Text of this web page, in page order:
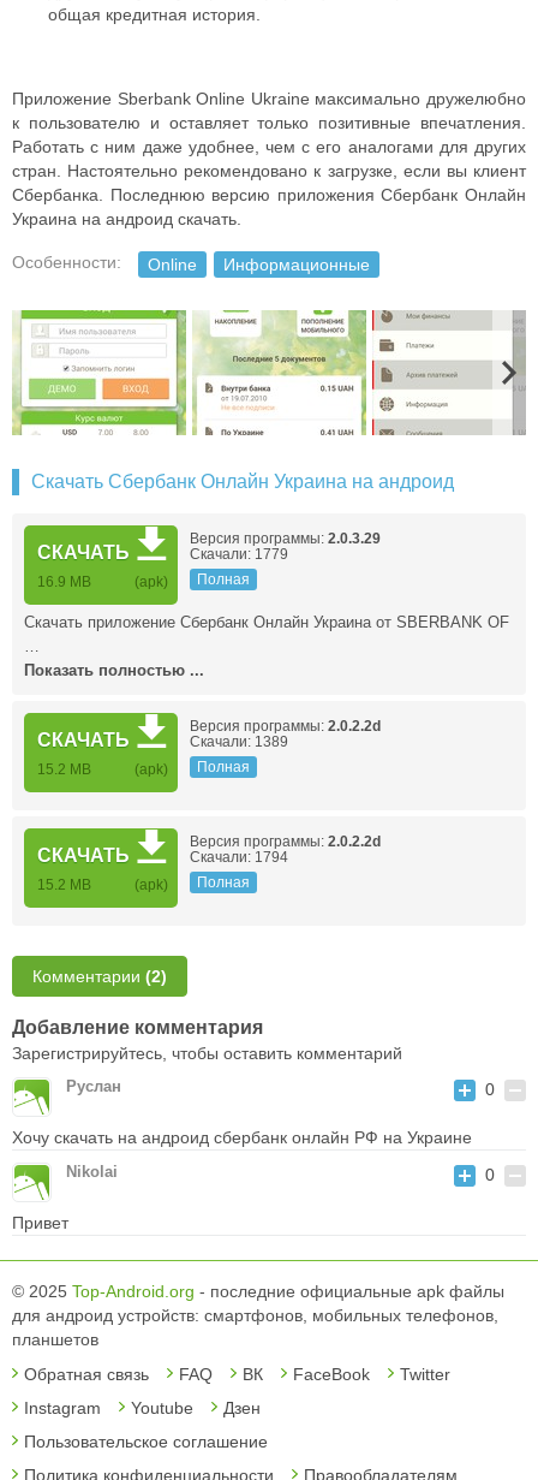
общая кредитная история.
Приложение Sberbank Online Ukraine максимально дружелюбно
к пользователю и оставляет только позитивные впечатления.
Работать с ним даже удобнее, чем с его аналогами для других
стран. Настоятельно рекомендовано к загрузке, если вы клиент
Сбербанка. Последнюю версию приложения Сбербанк Онлайн
Украина на андроид скачать.
Особенности: Online Информационные
Скачать Сбербанк Онлайн Украина на андроид
СКАЧАТЬ
16.9 MB (apk)
Версия программы: 2.0.3.29
Скачали: 1779
Полная
Скачать приложение Сбербанк Онлайн Украина от SBERBANK OF
…
Показать полностью ...
СКАЧАТЬ
15.2 MB (apk)
Версия программы: 2.0.2.2d
Скачали: 1389
Полная
СКАЧАТЬ
15.2 MB (apk)
Версия программы: 2.0.2.2d
Скачали: 1794
Полная
Комментарии (2)
Добавление комментария
Зарегистрируйтесь, чтобы оставить комментарий
Руслан 0
Хочу скачать на андроид сбербанк онлайн РФ на Украине
Nikolai 0
Привет
© 2025 Top-Android.org - последние официальные apk файлы
для андроид устройств: смартфонов, мобильных телефонов,
планшетов
Обратная связь
FAQ ВК FaceBook
Twitter
Instagram
Youtube
Дзен
Пользовательское соглашение
Политика конфиденциальности
Правообладателям